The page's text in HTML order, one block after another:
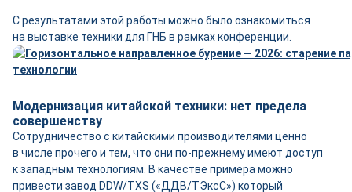
С результатами этой работы можно было ознакомиться
на выставке техники для ГНБ в рамках конференции.
Модернизация китайской техники: нет предела
совершенству
Сотрудничество с китайскими производителями ценно
в числе прочего и тем, что они по-прежнему имеют доступ
к западным технологиям. В качестве примера можно
привести завод DDW/TXS («ДДВ/ТЭксС») который